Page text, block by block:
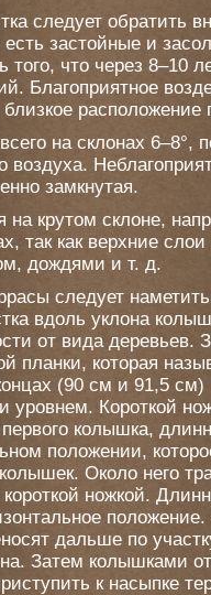
следует обратить
застойные и
того, что через 8–10
Благоприятное
близкое
на склонах 6–8°,
воздуха.
замкнутая.
на крутом склоне,
так как верхние
дождями и т. д.
следует
вдоль уклона
от вида деревьев.
планки, которая
(90 см и 91,5 см)
уровнем. Короткой
колышка,
положении,
Около него
ножкой.
дальше по
Затем колышками
к насыпке